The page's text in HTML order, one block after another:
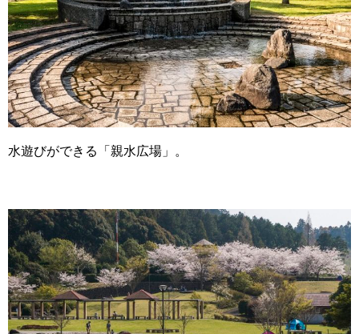
水遊びができる「親水広場」。